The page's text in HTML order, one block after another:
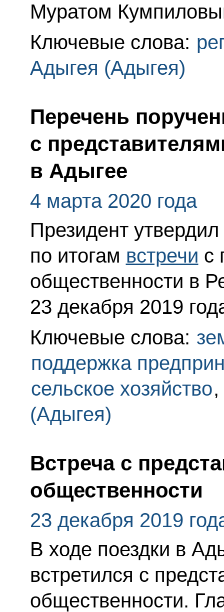
Муратом
Ключевые слова:
Адыгея (Адыгея)
Перечень
с
в Адыгее
4 марта 2020 года
Президент
по итогам встречи с
общественности в
23 декабря 2019
Ключевые слова:
поддержка
сельское хозяйство,
(Адыгея)
Встреча с
общественности
23 декабря 2019
В ходе поездки в
встретился с
общественности.